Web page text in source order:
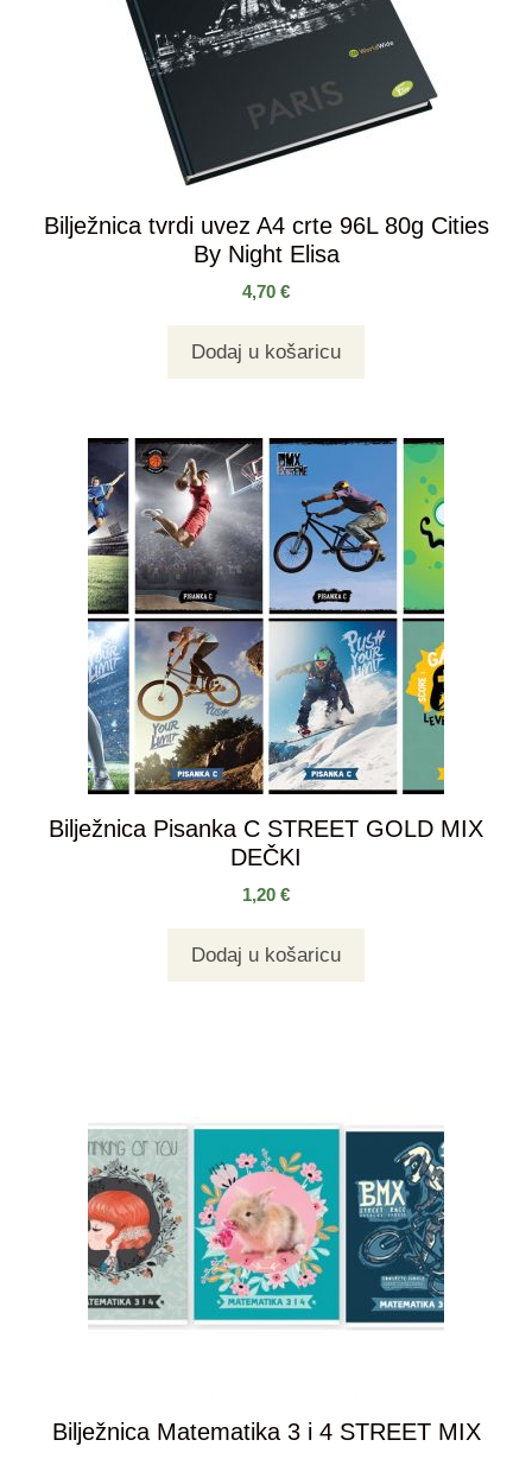
Bilježnica tvrdi uvez A4 crte 96L 80g Cities
By Night Elisa
4,70 €
Dodaj u košaricu
Bilježnica Pisanka C STREET GOLD MIX
DEČKI
1,20 €
Dodaj u košaricu
Bilježnica Matematika 3 i 4 STREET MIX